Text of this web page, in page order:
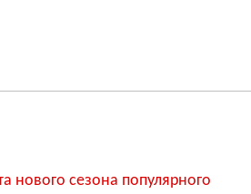
нового сезона популярного